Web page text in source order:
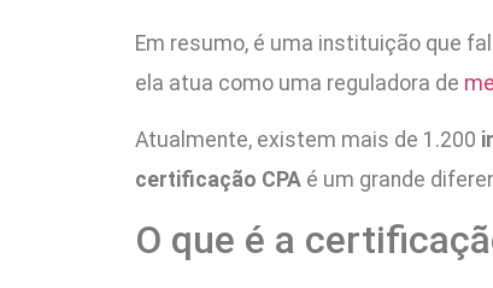
Em resumo, é uma instituição que
ela atua como uma reguladora de
Atualmente, existem mais de 1.200
certificação CPA é um grande
O que é a